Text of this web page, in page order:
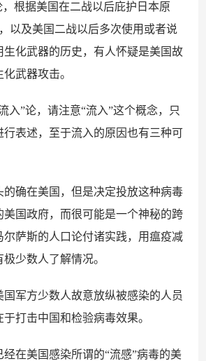
，根据美国在二战以后庇护日本原
以及美国二战以后多次使用或者说
生化武器的历史，有人怀疑是美国故
武器攻击。
入”论，请注意“流入”这个概念，只
行表述，至于流入的原因也有三种可
的确在美国，但是决定投放这种病毒
美国政府，而很可能是一个神秘的跨
尔萨斯的人口论付诸实践，用瘟疫减
少数人了解情况。
国军方少数人故意放纵被感染的人员
打击中国和检验病毒效果。
经在美国感染所谓的“流感”病毒的美